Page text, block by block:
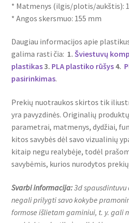
* Matmenys (ilgis/plotis/aukštis):
* Angos skersmuo: 155 mm
Daugiau informacijos apie
galima rasti čia: 1. Šviestuvų
plastikas3. PLA plastiko rūšys4.
pasirinkimas.
Prekių nuotraukos skirtos tik
yra pavyzdinės. Originalių
parametrai, matmenys, dydžiai,
kitos savybės dėl savo vizualinių
kitaip negu realybėje, todėl
savybėmis, kurios nurodytos
Svarbi informacija:3d spausdintuvu
negali prilygti savo kokybe
formose išlietam gaminiui, t. y. gali